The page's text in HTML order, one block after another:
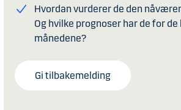
Hvordan vurderer de den
Og hvilke prognoser har de for
månedene?
Gi tilbakemelding